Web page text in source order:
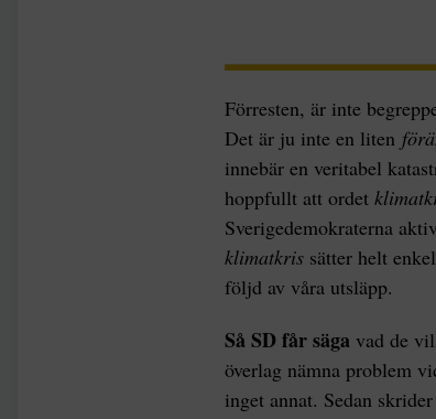
Förresten, är inte
Det är ju inte en liten
innebär en veritabel
hoppfullt att ordet
Sverigedemokraterna
klimatkris sätter helt
följd av våra utsläpp.
Så SD får säga vad de
överlag nämna problem
inget annat. Sedan